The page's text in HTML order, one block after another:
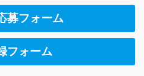
募フォーム
フォーム